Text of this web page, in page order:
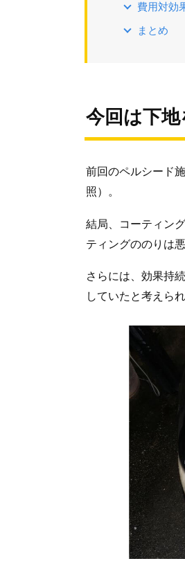
費用対効
まとめ
今回は下
前回のペルシード
照）。
結局、コーティン
ティングののりは
さらには、効果持
していたと考えられ